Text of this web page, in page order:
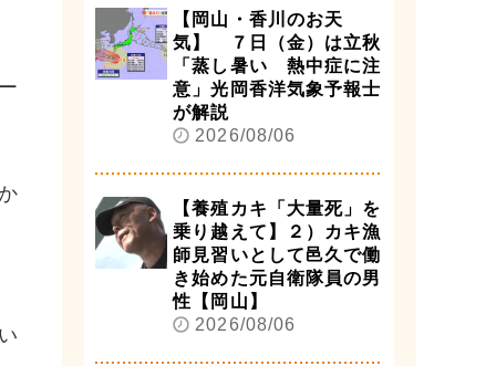
【岡山・香川のお天
気】 ７日（金）は立秋
「蒸し暑い 熱中症に注
意」光岡香洋気象予報士
が解説
2026/08/06
【養殖カキ「大量死」を
乗り越えて】２）カキ漁
師見習いとして邑久で働
き始めた元自衛隊員の男
性【岡山】
2026/08/06